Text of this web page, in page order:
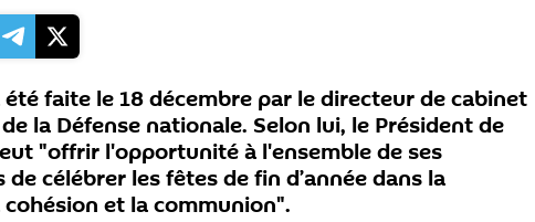
été faite le 18 décembre par le directeur de cabinet
la Défense nationale. Selon lui, le Président de
"offrir l'opportunité à l'ensemble de ses
célébrer les fêtes de fin d’année dans la
et la communion".